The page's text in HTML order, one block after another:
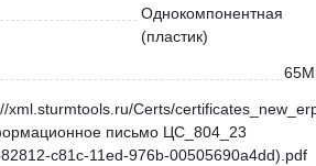
Однокомпонентная
(пластик)
xml.sturmtools.ru/Certs/
письмо ЦС_804_23
c81c-11ed-976b-00505690a4dd).pdf